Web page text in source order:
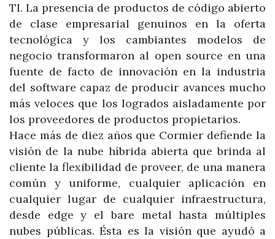
TI. La presencia de productos de código abierto
de clase empresarial genuinos en la oferta
tecnológica y los cambiantes modelos de
negocio transformaron al open source en una
fuente de facto de innovación en la industria
del software capaz de producir avances mucho
más veloces que los logrados aisladamente por
los proveedores de productos propietarios.
Hace más de diez años que Cormier defiende la
visión de la nube híbrida abierta que brinda al
cliente la flexibilidad de proveer, de una manera
común y uniforme, cualquier aplicación en
cualquier lugar de cualquier infraestructura,
desde edge y el bare metal hasta múltiples
nubes públicas. Ésta es la visión que ayudó a